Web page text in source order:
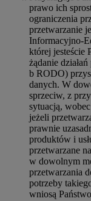
prawo ich
ograniczenia
przetwarzanie
Informacyjno-
której jesteście
żądanie
b RODO)
danych. W
sprzeciw, z
sytuacją,
jeżeli
prawnie
produktów i
przetwarzane
w dowolnym
przetwarzania
potrzeby
wniosą